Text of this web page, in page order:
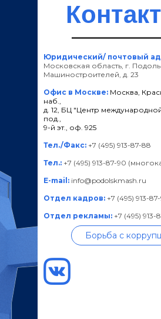
Юридический/ почтовый
Московская область, г.
Машиностроителей, д. 23
Офис в Москве: Москва,
наб.,
д. 12, БЦ "Центр
под.,
9-й эт., оф. 925
Тел./Факс: +7 (495) 913-87-88
Тел.: +7 (495) 913-87-90
E-mail: info@podolskmash.ru
Отдел кадров: +7 (495) 913-
Отдел рекламы: +7 (495)
Борьба с